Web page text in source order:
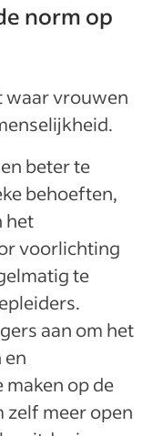
norm op
waar vrouwen
beter te
behoeften,
het
voorlichting
te
aan om het
en
op de
zelf meer open